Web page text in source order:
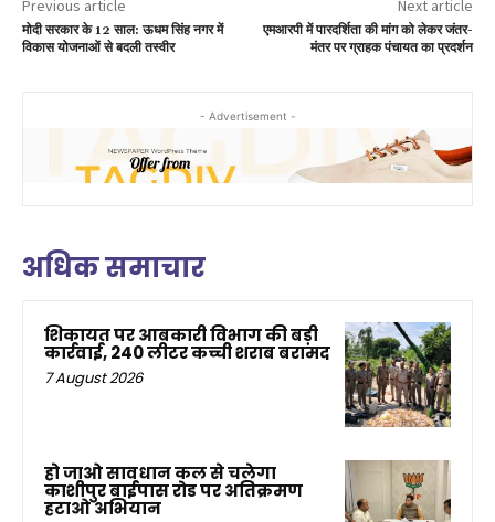
Previous article
मोदी सरकार के 12 साल: ऊधम सिंह नगर में
विकास योजनाओं से बदली तस्वीर
Next article
एमआरपी में पारदर्शिता की मांग को लेकर जंतर-
मंतर पर ग्राहक पंचायत का प्रदर्शन
- Advertisement -
अधिक समाचार
शिकायत पर आबकारी विभाग की बड़ी
कार्रवाई, 240 लीटर कच्ची शराब बरामद
7 August 2026
हो जाओ सावधान कल से चलेगा
काशीपुर बाईपास रोड पर अतिक्रमण
हटाओ अभियान